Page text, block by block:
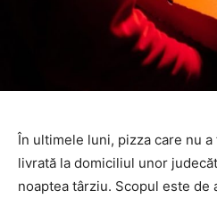
În ultimele luni, pizza care nu
livrată la domiciliul unor
noaptea târziu. Scopul este